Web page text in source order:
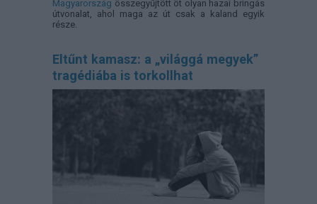
Magyarország összegyűjtött öt olyan hazai bringás
útvonalat, ahol maga az út csak a kaland egyik
része.
Eltűnt kamasz: a „világgá megyek”
tragédiába is torkollhat